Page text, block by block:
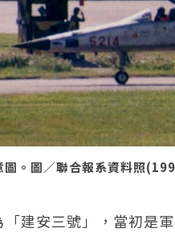
圖。圖／聯合報系資料照
「建安三號」，當初是